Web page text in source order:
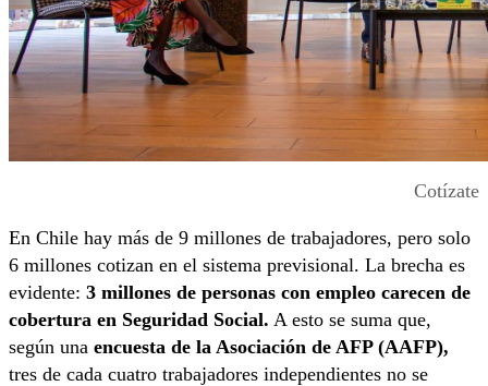
Cotízate
En Chile hay más de 9 millones de trabajadores, pero solo
6 millones cotizan en el sistema previsional. La brecha es
evidente: 3 millones de personas con empleo carecen de
cobertura en Seguridad Social. A esto se suma que,
según una encuesta de la Asociación de AFP (AAFP),
tres de cada cuatro trabajadores independientes no se